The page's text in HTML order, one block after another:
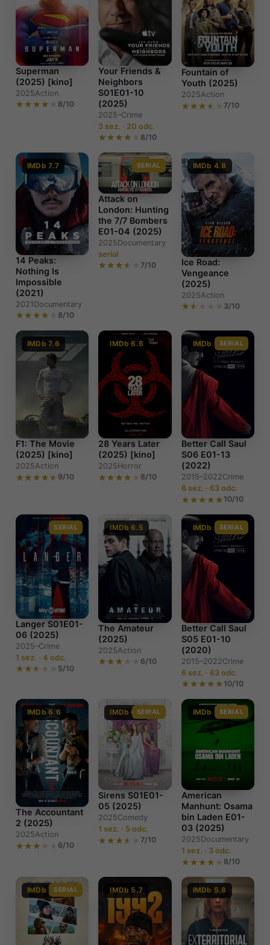
Superman
(2025) [kino]
2025Action
8/10
Your Friends &
Neighbors
S01E01-10
(2025)
2025–Crime
3 sez. · 20 odc.
8/10
Fountain of
Youth (2025)
2025Action
7/10
IMDb 7.7
14 Peaks:
Nothing Is
Impossible
(2021)
2021 Documentary
8/10
SERIAL
Attack on
London: Hunting
the 7/7 Bombers
E01-04 (2025)
2025Documentary
serial
7/10
IMDb 4.8
Ice Road:
Vengeance
(2025)
2025Action
3/10
IMDb 7.6
F1: The Movie
(2025) [kino]
2025Action
9/10
IMDb 6.6
28 Years Later
(2025) [kino]
2025Horror
8/10
IMDb 9.0SERIAL
Better Call Saul
S06 E01-13
(2022)
2015–2022Crime
6 sez. · 63 odc.
10/10
SERIAL
Langer S01E01-
06 (2025)
2025–Crime
1 sez. · 4 odc.
5/10
IMDb 6.5
The Amateur
(2025)
2025Action
6/10
IMDb 9.0SERIAL
Better Call Saul
S05 E01-10
(2020)
2015–2022Crime
6 sez. · 63 odc.
10/10
IMDb 6.6
The Accountant
2 (2025)
2025Action
6/10
IMDb 6.7SERIAL
Sirens S01E01-
05 (2025)
2025Comedy
1 sez. · 5 odc.
7/10
IMDb 7.7SERIAL
American
Manhunt: Osama
bin Laden E01-
03 (2025)
2025Documentary
1 sez. · 3 odc.
8/10
IMDb 7.2SERIAL IMDb 5.7 IMDb 5.8